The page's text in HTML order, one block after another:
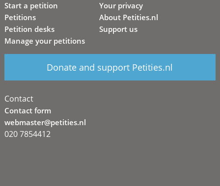
Start a petition
Petitions
Petition desks
Manage your petitions
Your privacy
About Petities.nl
Support us
Donate and support Petities.nl
Contact
Contact form
webmaster@petities.nl
020 7854412